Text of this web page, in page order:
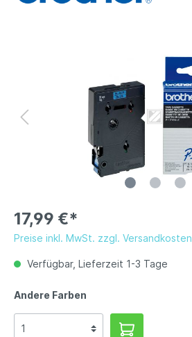
17,99 €*
Preise inkl. MwSt. zzgl. Versandkosten
Verfügbar, Lieferzeit 1-3 Tage
Andere Farben